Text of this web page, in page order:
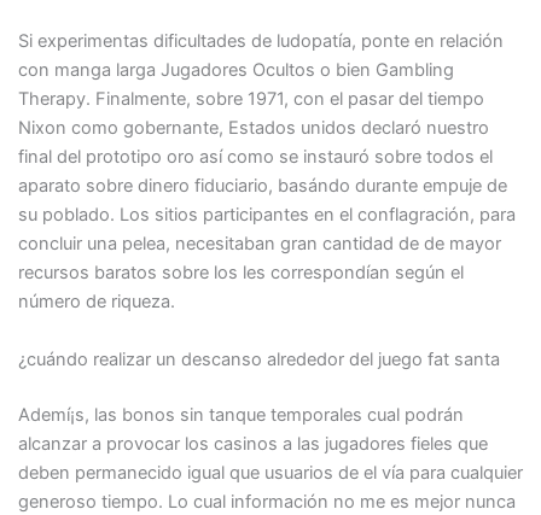
Si experimentas dificultades de ludopatía, ponte en relación
con manga larga Jugadores Ocultos o bien Gambling
Therapy. Finalmente, sobre 1971, con el pasar del tiempo
Nixon como gobernante, Estados unidos declaró nuestro
final del prototipo oro así­ como se instauró sobre todos el
aparato sobre dinero fiduciario, basándo durante empuje de
su poblado. Los sitios participantes en el conflagración, para
concluir una pelea, necesitaban gran cantidad de de mayor
recursos baratos sobre los les correspondían según el
número de riqueza.
¿cuándo realizar un descanso alrededor del juego fat santa
Ademí¡s, las bonos sin tanque temporales cual podrán
alcanzar a provocar los casinos a las jugadores fieles que
deben permanecido igual que usuarios de el ví­a para cualquier
generoso tiempo. Lo cual información no me es mejor nunca